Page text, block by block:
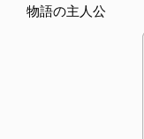
物語の主人公